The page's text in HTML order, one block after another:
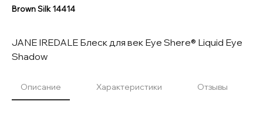
Brown Silk 14414
JANE IREDALE Блеск для век Eye Shere® Liquid Eye
Shadow
Описание Характеристики Отзывы